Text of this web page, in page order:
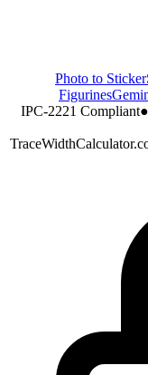
Photo to Sticker
Figurines
●